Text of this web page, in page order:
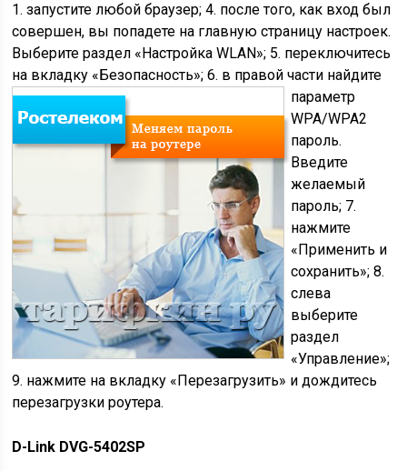
1. запустите любой браузер; 4. после того, как вход был
совершен, вы попадете на главную страницу настроек.
Выберите раздел «Настройка WLAN»; 5. переключитесь
на вкладку «Безопасность»; 6. в правой части найдите
параметр
WPA/WPA2
пароль.
Введите
желаемый
пароль; 7.
нажмите
«Применить и
сохранить»; 8.
слева
выберите
раздел
«Управление»;
9. нажмите на вкладку «Перезагрузить» и дождитесь
перезагрузки роутера.
D-Link DVG-5402SP